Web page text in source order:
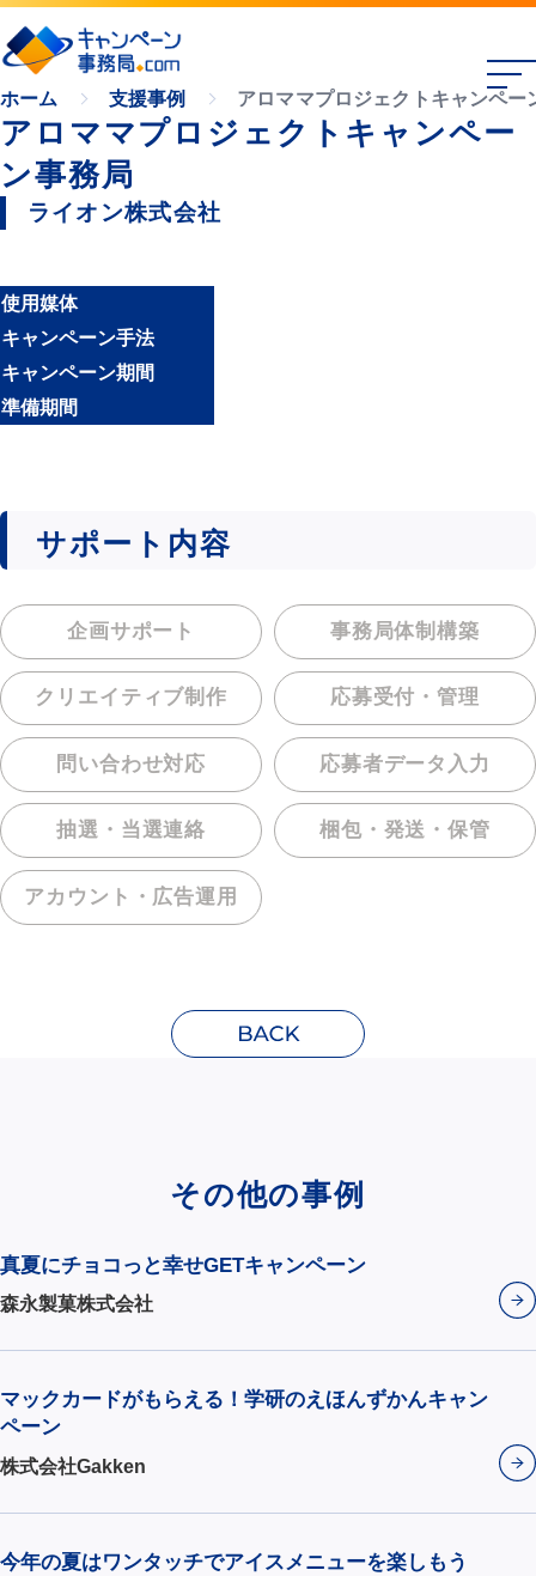
ホーム 支援事例 アロママプロジェクトキャンペー
アロママプロジェクトキャンペー
ン事務局
ライオン株式会社
使用媒体
キャンペーン手法
キャンペーン期間
準備期間
サポート内容
企画サポート 事務局体制構築
クリエイティブ制作 応募受付・管理
問い合わせ対応 応募者データ入力
抽選・当選連絡 梱包・発送・保管
アカウント・ 広告運用
その他の事例
真夏にチョコっと幸せGETキャンペーン
森永製菓株式会社
マックカードがもらえる！学研のえほんずかんキャン
ペーン
株式会社Gakken
今年の夏はワンタッチでアイスメニューを楽しもう